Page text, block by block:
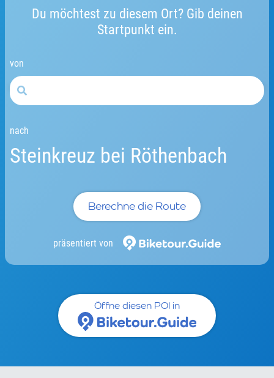
Du möchtest zu diesem Ort? Gib deinen
Startpunkt ein.
von
nach
Steinkreuz bei Röthenbach
Berechne die Route
präsentiert von
Öffne diesen POI in